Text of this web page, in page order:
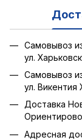
Самовывоз
ул.
Самовывоз
ул. Викентия
Доставка
Адресная